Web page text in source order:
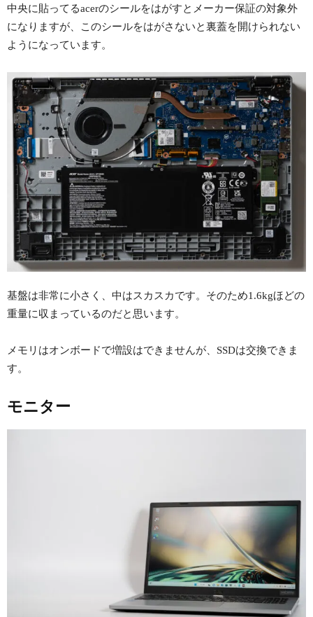
中央に貼ってるacerのシールをはがすとメーカー保証の対象外
になりますが、このシールをはがさないと裏蓋を開けられない
ようになっています。
基盤は非常に小さく、中はスカスカです。そのため1.6kgほどの
重量に収まっているのだと思います。
メモリはオンボードで増設はできませんが、SSDは交換できま
す。
モニター